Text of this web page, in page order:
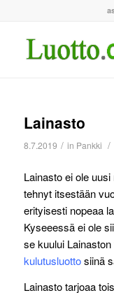
Lainasto
8.7.2019 / in Pankki /
Lainasto ei ole
tehnyt itsestään
erityisesti nopeaa
Kyseeessä ei ole
se kuului
kulutusluottosiinä
Lainasto tarjoaa